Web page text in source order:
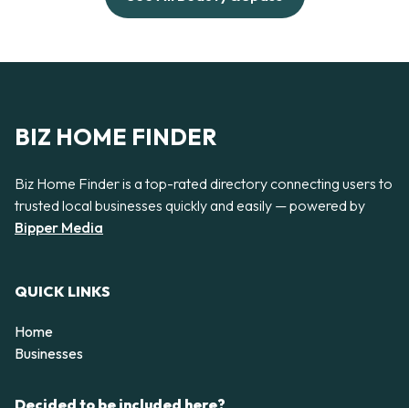
BIZ HOME FINDER
Biz Home Finder is a top-rated directory connecting users to
trusted local businesses quickly and easily — powered by
Bipper Media
QUICK LINKS
Home
Businesses